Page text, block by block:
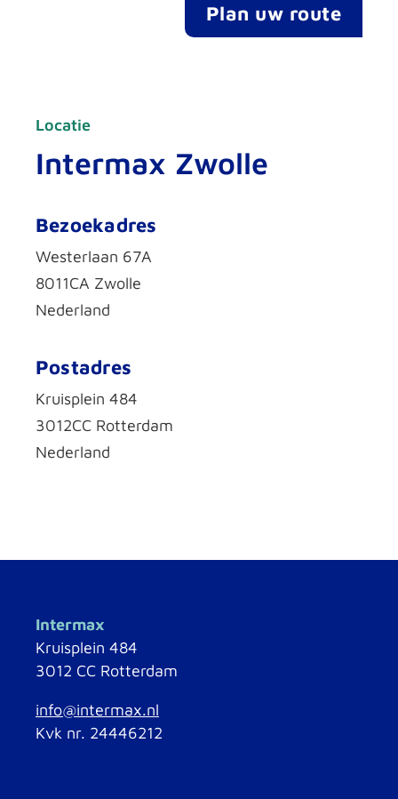
Plan uw route
Locatie
Intermax Zwolle
Bezoekadres
Westerlaan 67A
8011CA Zwolle
Nederland
Postadres
Kruisplein 484
3012CC Rotterdam
Nederland
Intermax
Kruisplein 484
3012 CC Rotterdam
info@intermax.nl
Kvk nr. 24446212